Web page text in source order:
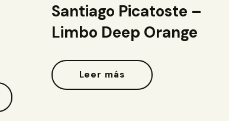
Santiago Picatoste –
Limbo Deep Orange
Leer más